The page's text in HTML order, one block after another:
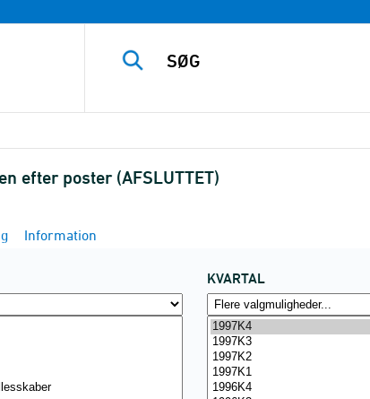
efter poster (AFSLUTTET)
Information
KVARTAL